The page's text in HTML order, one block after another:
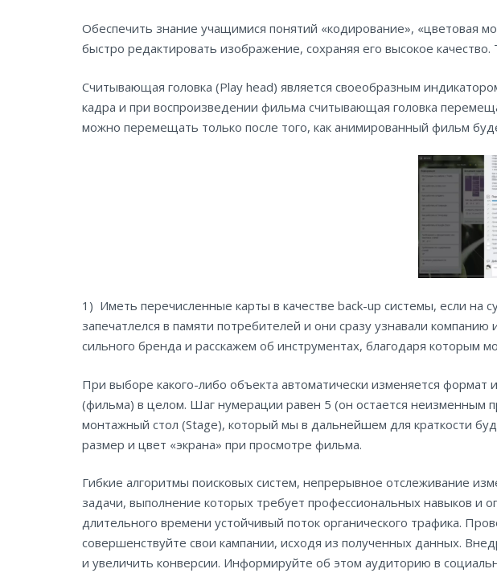
Обеспечить знание учащимися понятий «кодирование», «цветовая
быстро редактировать изображение, сохраняя его высокое
Считывающая головка (Play head) является своеобразным
кадра и при воспроизведении фильма считывающая головка
можно перемещать только после того, как анимированный фильм
1) Иметь перечисленные карты в качестве back-up системы, если на
запечатлелся в памяти потребителей и они сразу узнавали
сильного бренда и расскажем об инструментах, благодаря которым
При выборе какого-либо объекта автоматически изменяется формат
(фильма) в целом. Шаг нумерации равен 5 (он остается неизменным
монтажный стол (Stage), который мы в дальнейшем для краткости
размер и цвет «экрана» при просмотре фильма.
Гибкие алгоритмы поисковых систем, непрерывное отслеживание
задачи, выполнение которых требует профессиональных навыков и
длительного времени устойчивый поток органического трафика.
совершенствуйте свои кампании, исходя из полученных данных.
и увеличить конверсии. Информируйте об этом аудиторию в